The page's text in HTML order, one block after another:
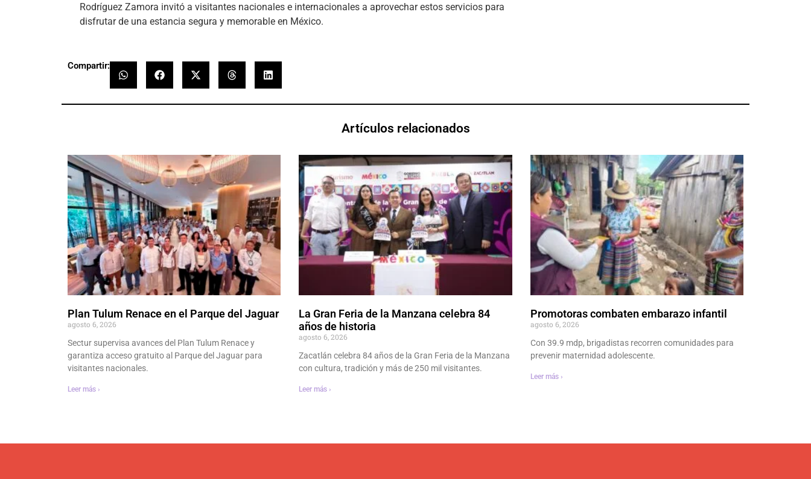
Rodríguez Zamora invitó a visitantes nacionales e internacionales a aprovechar estos servicios para
disfrutar de una estancia segura y memorable en México.
Compartir:
Artículos relacionados
Plan Tulum Renace en el Parque del Jaguar
agosto 6, 2026
Sectur supervisa avances del Plan Tulum Renace y
garantiza acceso gratuito al Parque del Jaguar para
visitantes nacionales.
Leer más ›
La Gran Feria de la Manzana celebra 84
años de historia
agosto 6, 2026
Zacatlán celebra 84 años de la Gran Feria de la Manzana
con cultura, tradición y más de 250 mil visitantes.
Leer más ›
Promotoras combaten embarazo infantil
agosto 6, 2026
Con 39.9 mdp, brigadistas recorren comunidades para
prevenir maternidad adolescente.
Leer más ›